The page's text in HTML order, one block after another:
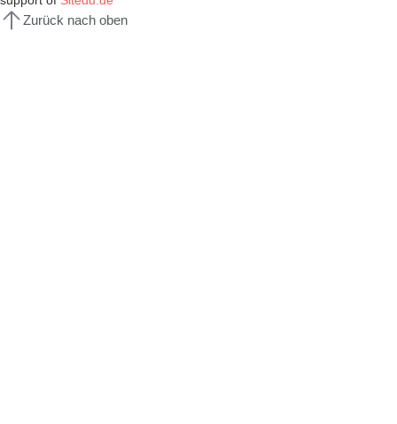
Zurück nach oben